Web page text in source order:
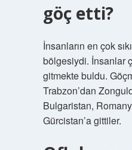
göç etti?
İnsanların en çok
bölgesiydi. İnsanlar
gitmekte buldu.
Trabzon’dan
Bulgaristan,
Gürcistan’a gittiler.